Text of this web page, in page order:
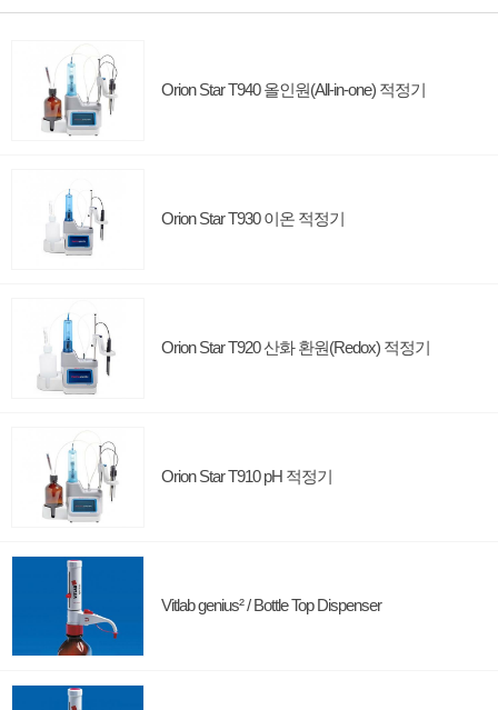
Orion Star T940 올인원(All-in-one) 적정기
Orion Star T930 이온 적정기
Orion Star T920 산화 환원(Redox) 적정기
Orion Star T910 pH 적정기
Vitlab genius² / Bottle Top Dispenser